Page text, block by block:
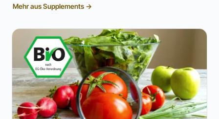
Mehr aus Supplements →